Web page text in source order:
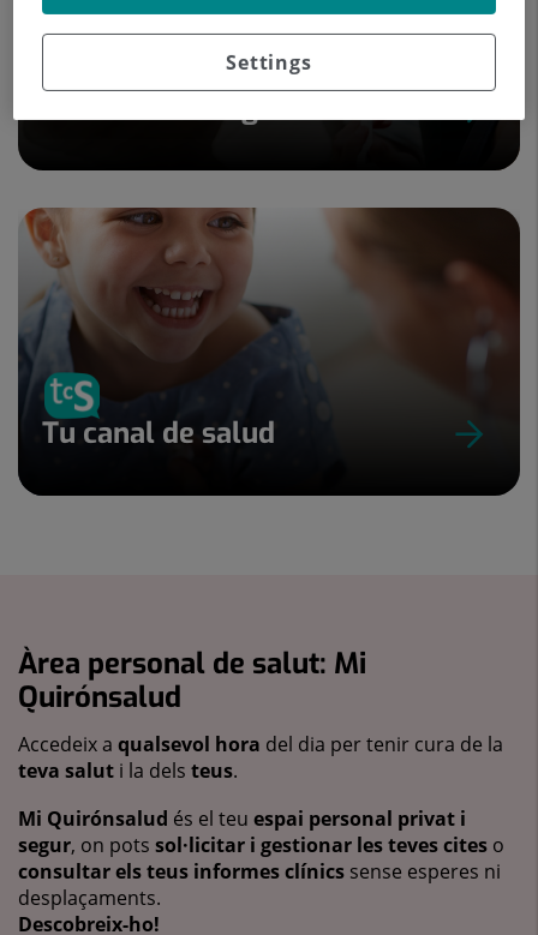
Tu canal de salud
Àrea personal de salut: Mi
Quirónsalud
Accedeix a qualsevol hora del dia per tenir cura de la
teva salut i la dels teus.
Mi Quirónsalud és el teu espai personal privat i
segur, on pots sol·licitar i gestionar les teves cites o
consultar els teus informes clínics sense esperes ni
desplaçaments.
Descobreix-ho!
Settings